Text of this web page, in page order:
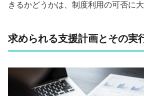
きるかどうかは、制度利用の可否に
求められる支援計画とその実